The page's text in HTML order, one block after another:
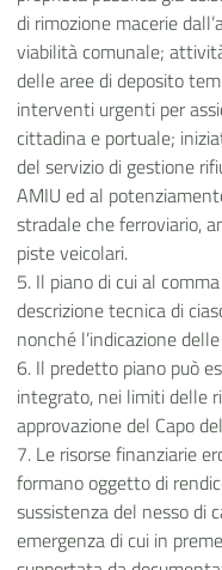
di rimozione macerie
viabilità comunale;
delle aree di deposito
interventi urgenti per
cittadina e portuale;
del servizio di gestione
AMIU ed al
stradale che ferroviario,
piste veicolari.
5. Il piano di cui al
descrizione tecnica di
nonché l’indicazione
6. Il predetto piano può
integrato, nei limiti delle
approvazione del Capo
7. Le risorse finanziarie
formano oggetto di
sussistenza del nesso di
emergenza di cui in